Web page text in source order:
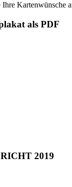
Ihre Kartenwünsche
als PDF
2019